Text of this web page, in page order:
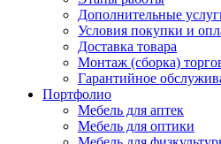
Дополнительные
Условия покупки и
Доставка товара
Монтаж (сборка)
Гарантийное
Портфолио
Мебель для аптек
Мебель для оптики